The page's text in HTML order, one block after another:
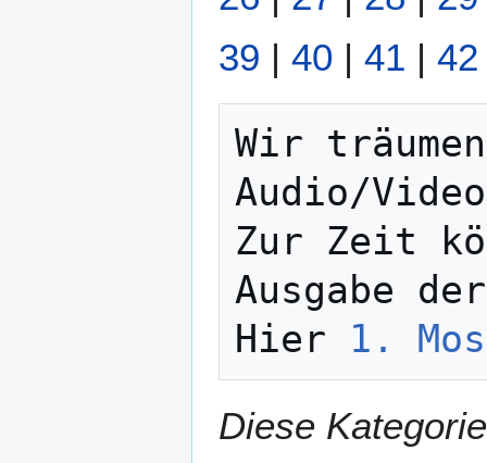
39 | 40 | 41 | 42
Wir
Audio/
Zur Zeit
Ausgabe
Hier 1.
Diese